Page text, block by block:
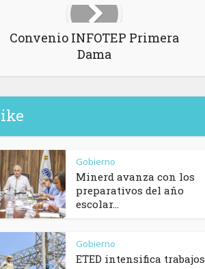
Convenio INFOTEP Primera
Dama
Gobierno
Minerd avanza con los
preparativos del año
escolar...
Gobierno
ETED intensifica trabajos